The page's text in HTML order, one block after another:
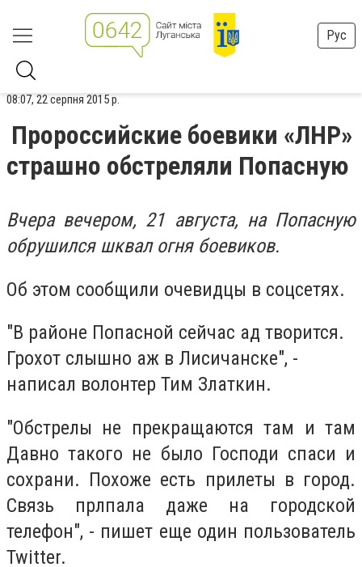
Рус
08:07, 22 серпня 2015 р.
Пророссийские боевики «ЛНР»
страшно обстреляли Попасную
Вчера вечером, 21 августа, на Попасную
обрушился шквал огня боевиков.
Об этом сообщили очевидцы в соцсетях.
"В районе Попасной сейчас ад творится.
Грохот слышно аж в Лисичанске", -
написал волонтер Тим Златкин.
"Обстрелы не прекращаются там и там
Давно такого не было Господи спаси и
сохрани. Похоже есть прилеты в город.
Связь прлпала даже на городской
телефон", - пишет еще один пользователь
Twitter.